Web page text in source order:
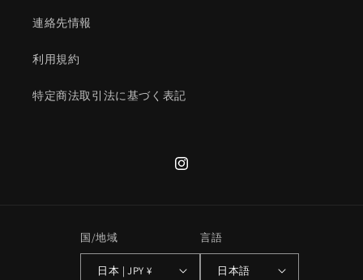
連絡先情報
利用規約
特定商法取引法に基づく表記
Instagram
国/地域
日本 | JPY ¥
言語
日本語